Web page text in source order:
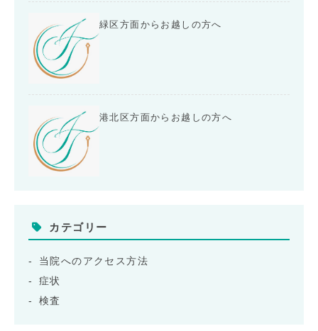
緑区方面からお越しの方へ
港北区方面からお越しの方へ
カテゴリー
当院へのアクセス方法
症状
検査